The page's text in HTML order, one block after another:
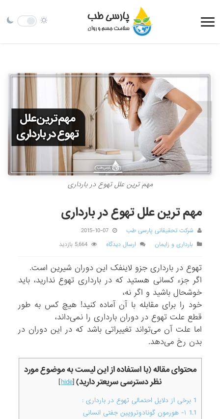
مهم ترین علل تهوع در بارداری
مهم ترین علل تهوع در بارداری
شرکت تحقیقاتی پارسی طب
2015-10-07
بارداری و زایمان
ارسال دیدگاه 5,664 بازدید
تهوع در بارداری جزو لاینفک این دوران شیرین است.
اگر جزء کسانی هستید که در بارداری تهوع ندارید، باید
خوشحال باشید و اگر نه،
خود را برای مقابله با آن آماده کنید! هیچ کس به طور
قطع علت تهوع در دوران بارداری را نمی‌داند،
اما علت آن می‌تواند تغییراتی باشد که در این دوران در
بدن رخ می‌دهد.
محتوای مقاله (با استفاده از این لیست به موضوع مورد
نظر دسترسی سریعتر دارید)[
hide
]
1 برخی از دلایل احتمالی تهوع در بارداری :
1.1